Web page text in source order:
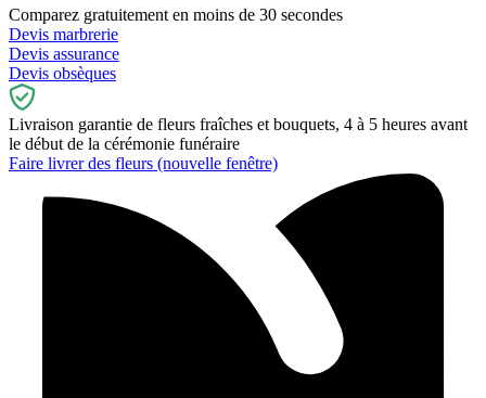
Comparez gratuitement en moins de 30 secondes
Devis marbrerie
Devis assurance
Devis obsèques
Livraison garantie de fleurs fraîches et bouquets, 4 à 5 heures avant
le début de la cérémonie funéraire
Faire livrer des fleurs (nouvelle fenêtre)